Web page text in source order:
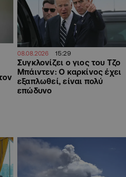
08.08.2026 15:29
Συγκλονίζει ο γιος του Τζο
Μπάιντεν: Ο καρκίνος έχει
εξαπλωθεί, είναι πολύ
επώδυνο